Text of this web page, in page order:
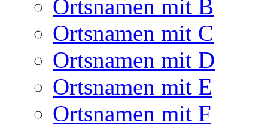
Ortsnamen mit B
Ortsnamen mit C
Ortsnamen mit D
Ortsnamen mit E
Ortsnamen mit F